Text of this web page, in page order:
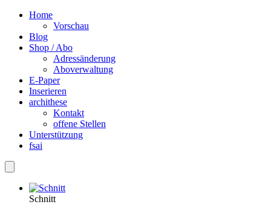
Home
Vorschau
Blog
Shop / Abo
Adressänderung
Aboverwaltung
E-Paper
Inserieren
archithese
Kontakt
offene Stellen
Unterstützung
fsai
Schnitt